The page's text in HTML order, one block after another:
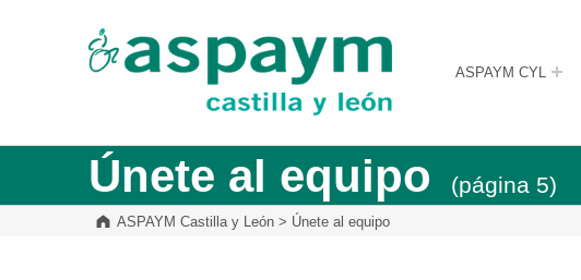
ASPAYM Castilla y León
ASPAYM CYL
Únete al equipo (página 5)
ASPAYM Castilla y León > Únete al equipo